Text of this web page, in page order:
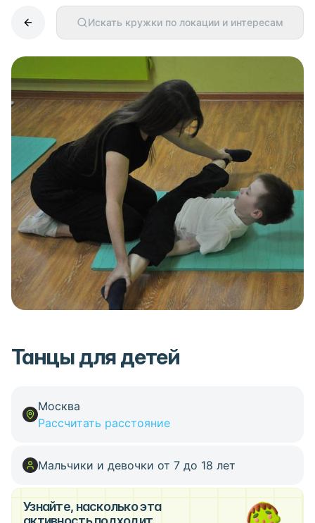
Искать кружки по локации и интересам
Танцы для детей
Москва
Рассчитать расстояние
Мальчики и девочки от 7 до 18 лет
Узнайте, насколько эта